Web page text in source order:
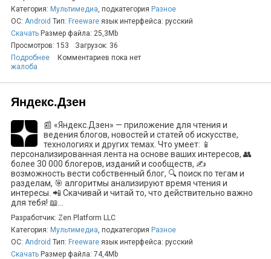
Категория: Мультимедиа, подкатегория Разное
ОС: Android Тип: Freeware язык интерфейса: русский
Скачать Размер файла: 25,3Mb
Просмотров: 153
Загрузок: 36
Подробнее
Комментариев пока нет
жалоба
Яндекс.Дзен
📰 «Яндекс.Дзен» — приложение для чтения и
ведения блогов, новостей и статей об искусстве,
технологиях и других темах. Что умеет: 📱
персонализированная лента на основе ваших интересов, 👥
более 30 000 блогеров, изданий и сообществ, ✍️
возможность вести собственный блог, 🔍 поиск по тегам и
разделам, 🎯 алгоритмы анализируют время чтения и
интересы. 📲 Скачивай и читай то, что действительно важно
для тебя! 📖...
Разработчик: Zen Platform LLC
Категория: Мультимедиа, подкатегория Разное
ОС: Android Тип: Freeware язык интерфейса: русский
Скачать Размер файла: 74,4Mb